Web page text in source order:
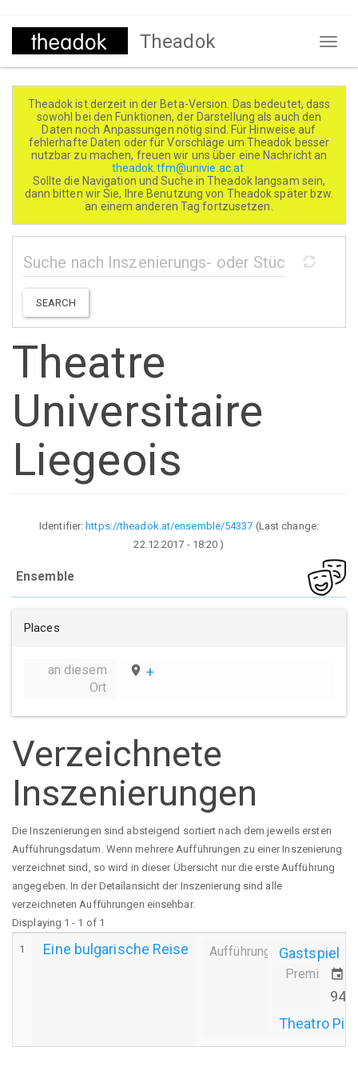
Direkt
Theadok
Theadok ist derzeit in der Beta-Version. Das bedeutet, dass
sowohl bei den Funktionen, der Darstellung als auch den
Daten noch Anpassungen nötig sind. Für Hinweise auf
fehlerhafte Daten oder für Vorschläge um Theadok besser
nutzbar zu machen, freuen wir uns über eine Nachricht an
theadok.tfm@univie.ac.at
Sollte die Navigation und Suche in Theadok langsam sein,
dann bitten wir Sie, Ihre Benutzung von Theadok später bzw.
an einem anderen Tag fortzusetzen.
SEARCH
Theatre
Universitaire
Liegeois
Identifier:https://theadok.at/ensemble/54337 (Last change:
22.12.2017 - 18:20 )
Ensemble
Places
an diesem
Ort
place +
Verzeichnete
Inszenierungen
Die Inszenierungen sind absteigend sortiert nach dem jeweils ersten
Aufführungsdatum. Wenn mehrere Aufführungen zu einer Inszenierung
verzeichnet sind, so wird in dieser Übersicht nur die erste Aufführung
angegeben. In der Detailansicht der Inszenierung sind alle
verzeichneten Aufführungen einsehbar.
Displaying 1 - 1 of 1
1 Eine bulgarische Reise Aufführung Gastspiel
Premiereevent
94/
Theatro